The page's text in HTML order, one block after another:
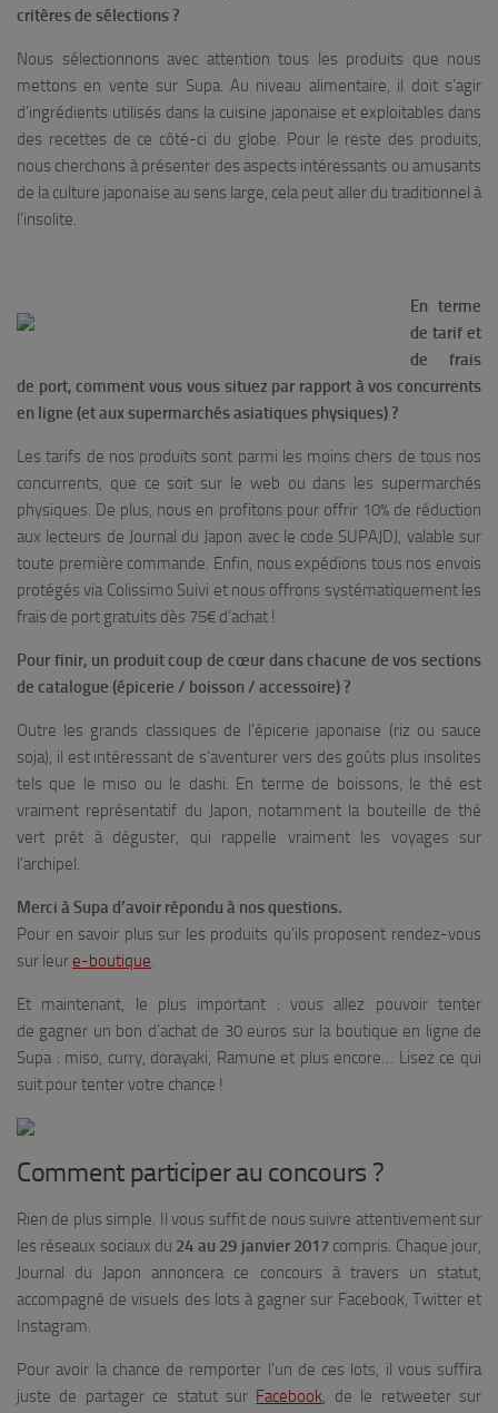
critères de sélections ?
Nous sélectionnons avec attention tous les produits que nous
mettons en vente sur Supa. Au niveau alimentaire, il doit s’agir
d’ingrédients utilisés dans la cuisine japonaise et exploitables dans
des recettes de ce côté-ci du globe. Pour le reste des produits,
nous cherchons à présenter des aspects intéressants ou amusants
de la culture japonaise au sens large, cela peut aller du traditionnel à
l’insolite.
En terme
de tarif et
de frais
de port, comment vous vous situez par rapport à vos concurrents
en ligne (et aux supermarchés asiatiques physiques) ?
Les tarifs de nos produits sont parmi les moins chers de tous nos
concurrents, que ce soit sur le web ou dans les supermarchés
physiques. De plus, nous en profitons pour offrir 10% de réduction
aux lecteurs de Journal du Japon avec le code SUPAJDJ, valable sur
toute première commande. Enfin, nous expédions tous nos envois
protégés via Colissimo Suivi et nous offrons systématiquement les
frais de port gratuits dès 75€ d’achat !
Pour finir, un produit coup de cœur dans chacune de vos sections
de catalogue (épicerie / boisson / accessoire) ?
Outre les grands classiques de l’épicerie japonaise (riz ou sauce
soja), il est intéressant de s’aventurer vers des goûts plus insolites
tels que le miso ou le dashi. En terme de boissons, le thé est
vraiment représentatif du Japon, notamment la bouteille de thé
vert prêt à déguster, qui rappelle vraiment les voyages sur
l’archipel.
Merci à Supa d’avoir répondu à nos questions.
Pour en savoir plus sur les produits qu’ils proposent rendez-vous
sur leur e-boutique.
Et maintenant, le plus important : vous allez pouvoir tenter
de gagner un bon d’achat de 30 euros sur la boutique en ligne de
Supa : miso, curry, dorayaki, Ramune et plus encore… Lisez ce qui
suit pour tenter votre chance !
Comment participer au concours ?
Rien de plus simple. Il vous suffit de nous suivre attentivement sur
les réseaux sociaux du 24 au 29 janvier 2017compris. Chaque jour,
Journal du Japon annoncera ce concours à travers un statut,
accompagné de visuels des lots à gagner sur Facebook, Twitter et
Instagram.
Pour avoir la chance de remporter l’un de ces lots, il vous suffira
juste de partager ce statut sur Facebook, de le retweeter sur